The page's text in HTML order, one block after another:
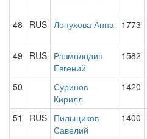
48 RUS Лопухова Анна 1773
49 RUS Размолодин
Евгений
1582
50
Суринов
Кирилл
1420
51 RUS Пильщиков
Савелий
1400